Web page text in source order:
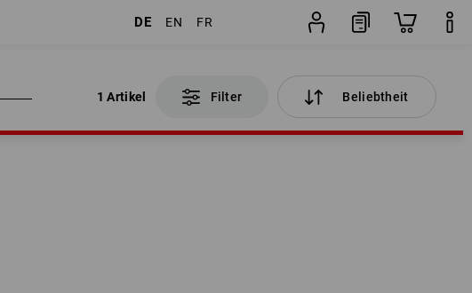
DE EN FR
1 Artikel Filter Beliebtheit
1 Artikel Filter Beliebtheit